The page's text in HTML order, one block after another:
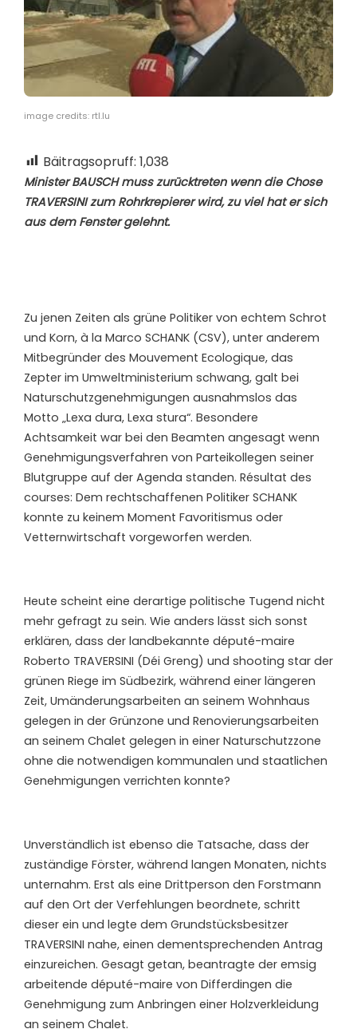
image credits: rtl.lu
Bäitragsopruff: 1,038
Minister BAUSCH muss zurücktreten wenn die Chose
TRAVERSINI zum Rohrkrepierer wird, zu viel hat er sich
aus dem Fenster gelehnt.
Zu jenen Zeiten als grüne Politiker von echtem Schrot
und Korn, à la Marco SCHANK (CSV), unter anderem
Mitbegründer des Mouvement Ecologique, das
Zepter im Umweltministerium schwang, galt bei
Naturschutzgenehmigungen ausnahmslos das
Motto „Lexa dura, Lexa stura“. Besondere
Achtsamkeit war bei den Beamten angesagt wenn
Genehmigungsverfahren von Parteikollegen seiner
Blutgruppe auf der Agenda standen. Résultat des
courses: Dem rechtschaffenen Politiker SCHANK
konnte zu keinem Moment Favoritismus oder
Vetternwirtschaft vorgeworfen werden.
Heute scheint eine derartige politische Tugend nicht
mehr gefragt zu sein. Wie anders lässt sich sonst
erklären, dass der landbekannte député-maire
Roberto TRAVERSINI (Déi Greng) und shooting star der
grünen Riege im Südbezirk, während einer längeren
Zeit, Umänderungsarbeiten an seinem Wohnhaus
gelegen in der Grünzone und Renovierungsarbeiten
an seinem Chalet gelegen in einer Naturschutzzone
ohne die notwendigen kommunalen und staatlichen
Genehmigungen verrichten konnte?
Unverständlich ist ebenso die Tatsache, dass der
zuständige Förster, während langen Monaten, nichts
unternahm. Erst als eine Drittperson den Forstmann
auf den Ort der Verfehlungen beordnete, schritt
dieser ein und legte dem Grundstücksbesitzer
TRAVERSINI nahe, einen dementsprechenden Antrag
einzureichen. Gesagt getan, beantragte der emsig
arbeitende député-maire von Differdingen die
Genehmigung zum Anbringen einer Holzverkleidung
an seinem Chalet.